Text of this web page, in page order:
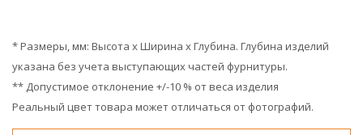
* Размеры, мм: Высота x Ширина x Глубина. Глубина изделий
указана без учета выступающих частей фурнитуры.
** Допустимое отклонение +/-10 % от веса изделия
Реальный цвет товара может отличаться от фотографий.